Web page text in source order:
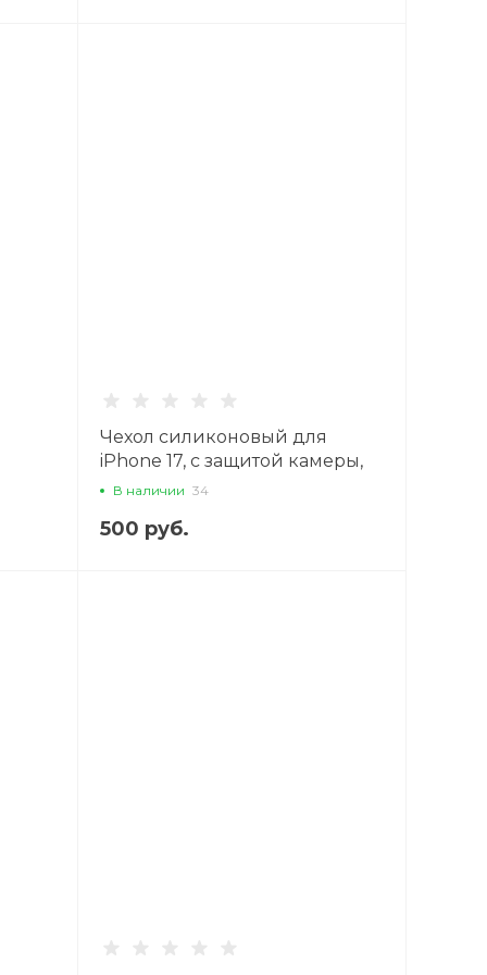
Чехол силиконовый для
iPhone 17, с защитой камеры,
X-CASE, прозрачный
В наличии 34
500 руб.